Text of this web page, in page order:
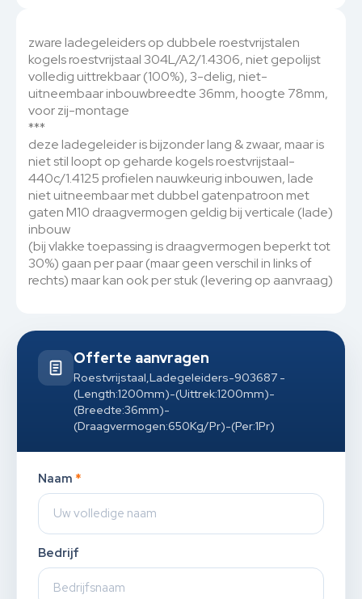
zware ladegeleiders op dubbele roestvrijstalen
kogels roestvrijstaal 304L/A2/1.4306, niet gepolijst
volledig uittrekbaar (100%), 3-delig, niet-
uitneembaar inbouwbreedte 36mm, hoogte 78mm,
voor zij-montage
***
deze ladegeleider is bijzonder lang & zwaar, maar is
niet stil loopt op geharde kogels roestvrijstaal-
440c/1.4125 profielen nauwkeurig inbouwen, lade
niet uitneembaar met dubbel gatenpatroon met
gaten M10 draagvermogen geldig bij verticale (lade)
inbouw
(bij vlakke toepassing is draagvermogen beperkt tot
30%) gaan per paar (maar geen verschil in links of
rechts) maar kan ook per stuk (levering op aanvraag)
Offerte aanvragen
Roestvrijstaal,Ladegeleiders-903687 -
(Length:1200mm)-(Uittrek:1200mm)-
(Breedte:36mm)-
(Draagvermogen:650Kg/Pr)-(Per:1Pr)
Naam *
Bedrijf